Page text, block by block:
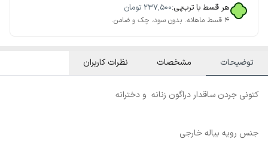
هر قسط با ترب‌پی:۲۳۷٬۵۰۰ تومان
۴ قسط ماهانه. بدون سود، چک و ضامن.
توضیحات مشخصات نظرات کاربران
کتونی جردن ساقدار دراگون زنانه و دخترانه
جنس رویه بیاله خارجی